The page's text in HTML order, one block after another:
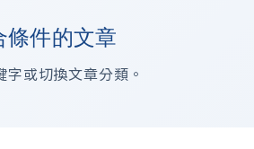
條件的文章
或切換文章分類。